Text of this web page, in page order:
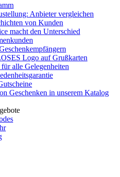
Anbieter vergleichen
von Kunden
macht den Unterschied
Logo auf Grußkarten
alle Gelegenheiten
Geschenken in unserem Katalog